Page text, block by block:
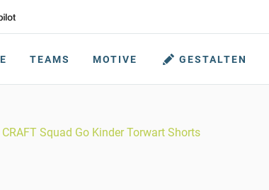
TEAMS MOTIVE GESTALTEN
CRAFT Squad Go Kinder Torwart Shorts